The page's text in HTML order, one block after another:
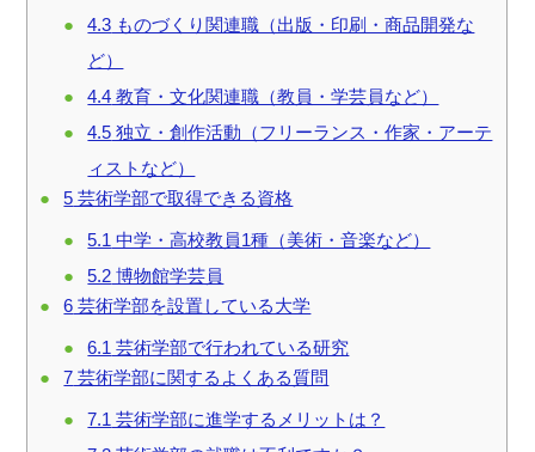
4.3 ものづくり関連職（出版・印刷・商品開発な
ど）
4.4 教育・文化関連職（教員・学芸員など）
4.5 独立・創作活動（フリーランス・作家・アーテ
ィストなど）
5 芸術学部で取得できる資格
5.1 中学・高校教員1種（美術・音楽など）
5.2 博物館学芸員
6 芸術学部を設置している大学
6.1 芸術学部で行われている研究
7 芸術学部に関するよくある質問
7.1 芸術学部に進学するメリットは？